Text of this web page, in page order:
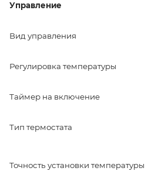
Управление
Вид управления
Регулировка температуры
Таймер на включение
Тип термостата
Точность установки температуры